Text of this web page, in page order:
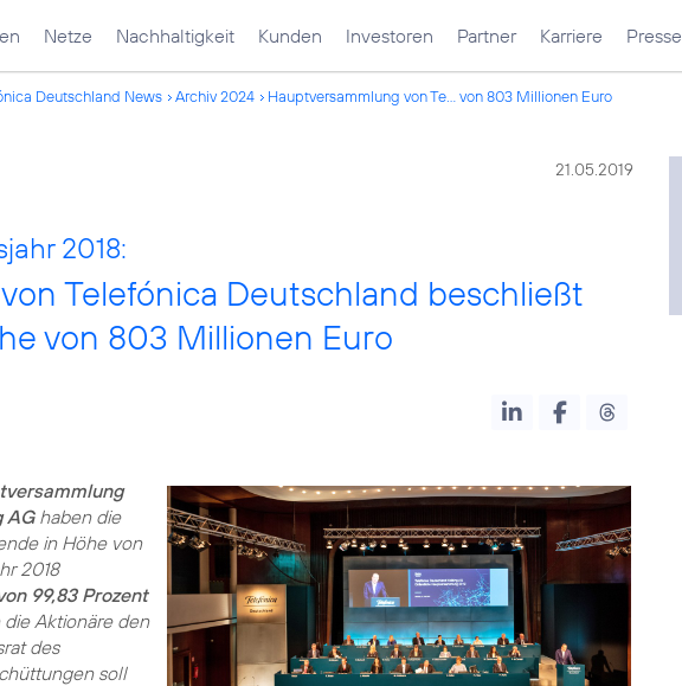
Netze Nachhaltigkeit Kunden Investoren Partner Karriere Presse
Deutschland News Archiv 2024 Hauptversammlung von Te... von 803 Millionen Euro
21.05.2019
2018:
Telefónica Deutschland beschließt
von 803 Millionen Euro
AGhaben die
in Höhe von
2018
99,83 Prozent
Aktionäre den
des
soll